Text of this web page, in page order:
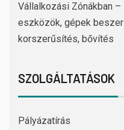
Vállalkozási Zónákban
eszközök, gépek
korszerűsítés, bővítés
SZOLGÁLTATÁSOK
Pályázatírás